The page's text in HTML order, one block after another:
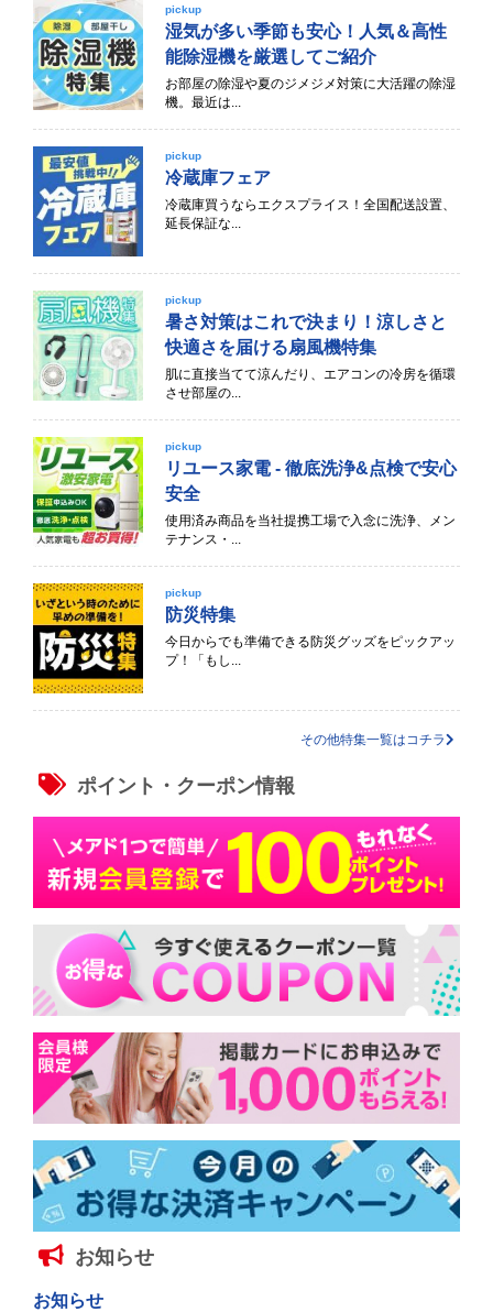
pickup
湿気が多い季節も安心！人気＆高性
能除湿機を厳選してご紹介
お部屋の除湿や夏のジメジメ対策に大活躍の除湿
機。最近は...
pickup
冷蔵庫フェア
冷蔵庫買うならエクスプライス！全国配送設置、
延長保証な...
pickup
暑さ対策はこれで決まり！涼しさと
快適さを届ける扇風機特集
肌に直接当てて涼んだり、エアコンの冷房を循環
させ部屋の...
pickup
リユース家電 - 徹底洗浄&点検で安心
安全
使用済み商品を当社提携工場で入念に洗浄、メン
テナンス・...
pickup
防災特集
今日からでも準備できる防災グッズをピックアッ
プ！「もし...
その他特集一覧はコチラ
ポイント・クーポン情報
お知らせ
お知らせ